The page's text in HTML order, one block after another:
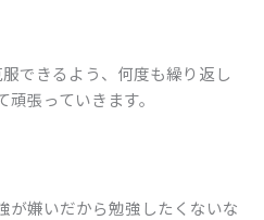
できるよう、何度も繰り返し
張っていきます。
が嫌いだから勉強したくないな